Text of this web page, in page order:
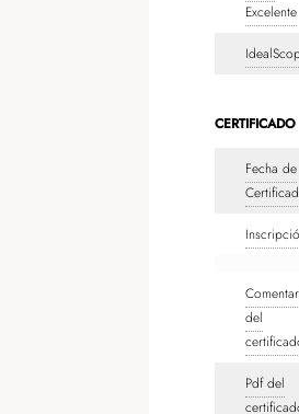
Excelente
CERTIFICADO
Fecha de
del
Pdf del